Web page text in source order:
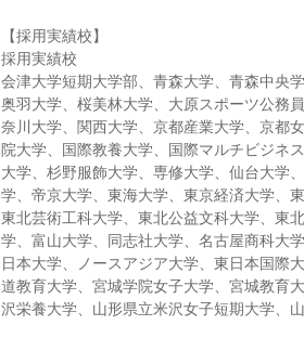
【採用実績校】
採用実績校
会津大学短期大学部、青森大学、青森中央
奥羽大学、桜美林大学、大原スポーツ公務
奈川大学、関西大学、京都産業大学、京都
院大学、国際教養大学、国際マルチビジネ
大学、杉野服飾大学、専修大学、仙台大学
学、帝京大学、東海大学、東京経済大学、
東北芸術工科大学、東北公益文科大学、東
学、富山大学、同志社大学、名古屋商科大
日本大学、ノースアジア大学、東日本国際
道教育大学、宮城学院女子大学、宮城教育
沢栄養大学、山形県立米沢女子短期大学、